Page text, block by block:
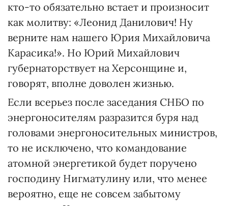
кто-то обязательно встает и произносит
как молитву: «Леонид Данилович! Ну
верните нам нашего Юрия Михайловича
Карасика!». Но Юрий Михайлович
губернаторствует на Херсонщине и,
говорят, вполне доволен жизнью.
Если всерьез после заседания СНБО по
энергоносителям разразится буря над
головами энергоносительных министров,
то не исключено, что командование
атомной энергетикой будет поручено
господину Нигматулину или, что менее
вероятно, еще не совсем забытому